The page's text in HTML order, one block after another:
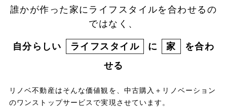
誰かが作った家にライフスタイルを合わせるの
ではなく、
自分らしい ライフスタイル に 家
を合わ
せる
リノベ不動産はそんな価値観を、中古購入＋リノベーション
のワンストップサービスで実現させています。